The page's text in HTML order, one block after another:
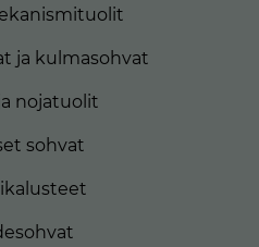
ja kulmasohvat
nojatuolit
sohvat